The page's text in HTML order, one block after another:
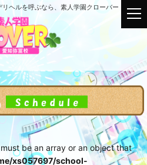
ヘルを呼ぶなら、素人学園クローバー
be an array or an object that
xs057697/school-
t
o
e
n
a
v
i
g
a
t